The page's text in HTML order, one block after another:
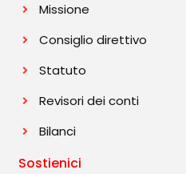
Missione
Consiglio direttivo
Statuto
Revisori dei conti
Bilanci
Sostienici